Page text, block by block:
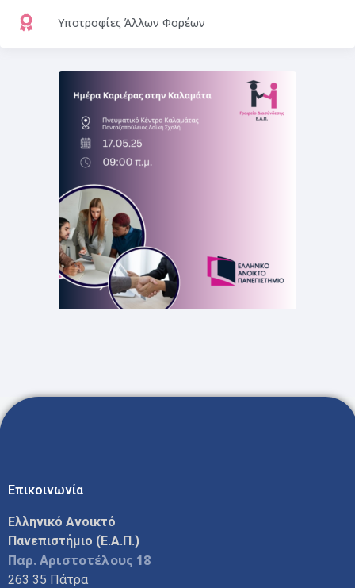
Υποτροφίες Άλλων Φορέων
Επικοινωνία
Ελληνικό Ανοικτό
Πανεπιστήμιο (Ε.Α.Π.)
Παρ. Αριστοτέλους 18
263 35 Πάτρα